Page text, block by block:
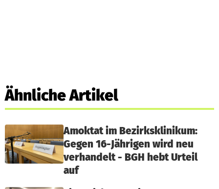
Ähnliche Artikel
Amoktat im Bezirksklinikum:
Gegen 16-Jährigen wird neu
verhandelt - BGH hebt Urteil
auf